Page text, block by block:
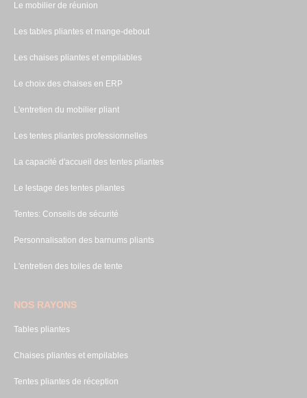
Le mobilier de réunion
Les tables pliantes et mange-debout
Les chaises pliantes et empilables
Le choix des chaises en ERP
L'entretien du mobilier pliant
Les tentes pliantes professionnelles
La capacité d'accueil des tentes pliantes
Le lestage des tentes pliantes
Tentes: Conseils de sécurité
Personnalisation des barnums pliants
L'entretien des toiles de tente
NOS RAYONS
Tables pliantes
Chaises pliantes et empilables
Tentes pliantes de réception